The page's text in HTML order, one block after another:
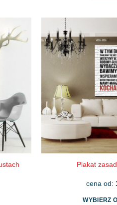
na
Plakat
cena od:
WYBIERZ